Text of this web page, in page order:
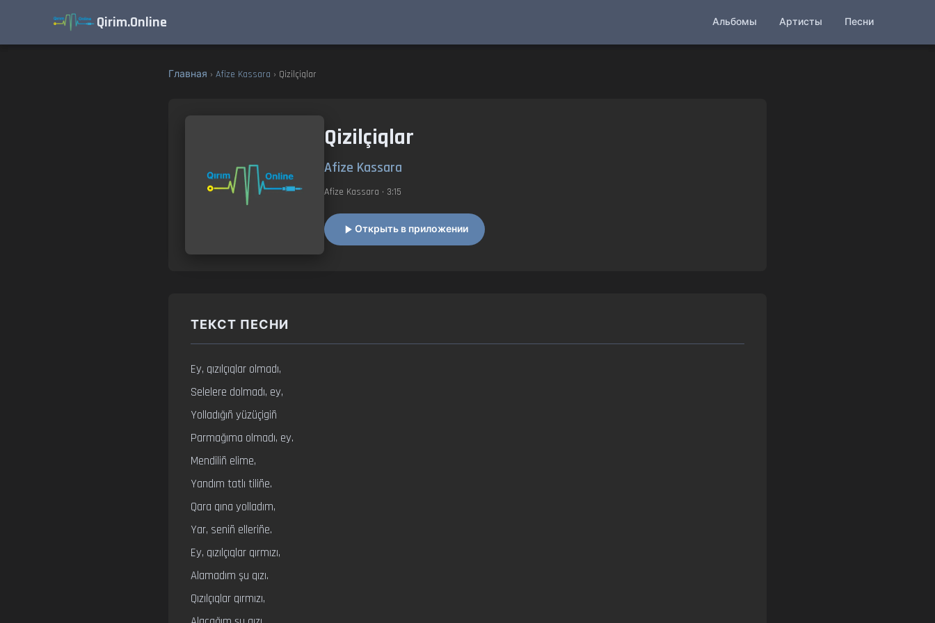
Qirim.Online Альбомы Артисты Песни
Главная › Afize Kassara › Qizilçiqlar
Qizilçiqlar
Afize Kassara
Afize Kassara • 3:15
Открыть в приложении
ТЕКСТ ПЕСНИ
Ey, qızılçıqlar olmadı,
Selelere dolmadı, ey,
Yolladığıñ yüzüçigiñ
Parmağıma olmadı, ey.
Mendiliñ elime,
Yandım tatlı tiliñe.
Qara qına yolladım,
Yar, seniñ elleriñe.
Ey, qızılçıqlar qırmızı,
Alamadım şu qızı.
Qızılçıqlar qırmızı,